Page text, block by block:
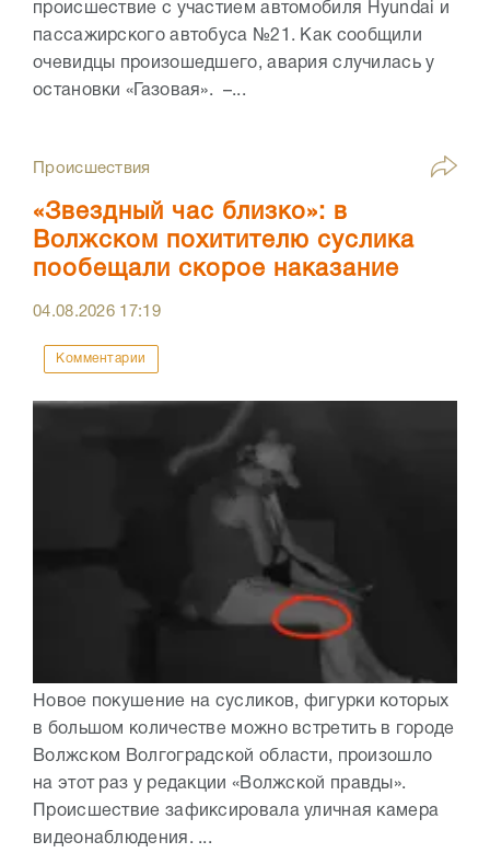
происшествие с участием автомобиля Hyundai и
пассажирского автобуса №21. Как сообщили
очевидцы произошедшего, авария случилась у
остановки «Газовая». –...
Происшествия
«Звездный час близко»: в
Волжском похитителю суслика
пообещали скорое наказание
04.08.2026 17:19
Комментарии
Новое покушение на сусликов, фигурки которых
в большом количестве можно встретить в городе
Волжском Волгоградской области, произошло
на этот раз у редакции «Волжской правды».
Происшествие зафиксировала уличная камера
видеонаблюдения. ...